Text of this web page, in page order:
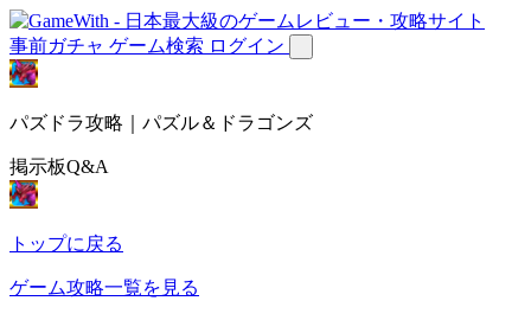
事前ガチャ ゲーム検索 ログイン
パズドラ攻略｜パズル＆ドラゴンズ
掲示板Q&A
トップに戻る
ゲーム攻略一覧を見る